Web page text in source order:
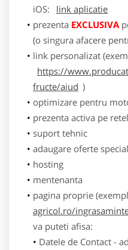
iOS:
link aplicatie
prezenta EXCLUSIVA
(o singura afacere
link personalizat
https://
fructe/aiud )
optimizare pentru
prezenta activa pe
suport tehnic
adaugare oferte
hosting
mentenanta
pagina proprie
agricol.ro/
va puteti afisa:
Datele de Contact -